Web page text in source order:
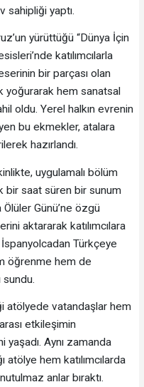
sahipliği yaptı.
yürüttüğü “Dünya İçin
katılımcılarla
bir parçası olan
yoğurarak hem sanatsal
oldu. Yerel halkın evrenin
bu ekmekler, atalara
hazırlandı.
uygulamalı bölüm
bir saat süren bir sunum
Ölüler Günü’ne özgü
aktararak katılımcılara
İspanyolcadan Türkçeye
öğrenme hem de
sundu.
atölyede vatandaşlar hem
etkileşimin
Aynı zamanda
atölye hem katılımcılarda
anlar bıraktı.